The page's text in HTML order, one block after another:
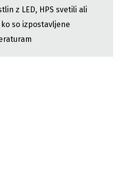
z LED, HPS svetili ali
so izpostavljene